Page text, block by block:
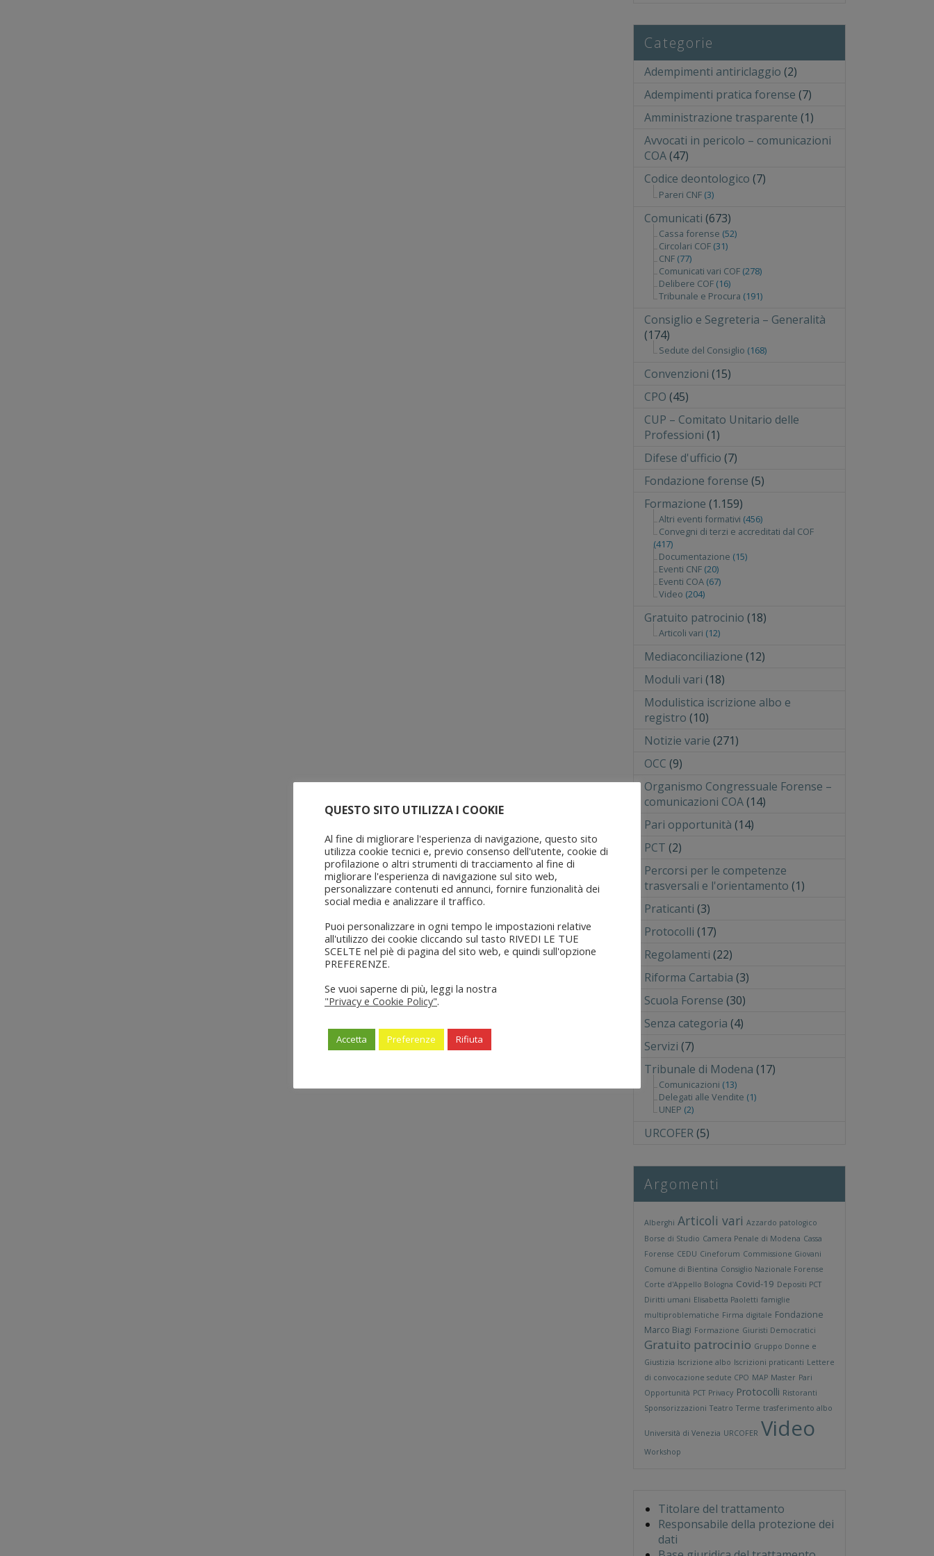
Categorie
Adempimenti antiriclaggio (2)
Adempimenti pratica forense (7)
Amministrazione trasparente (1)
Avvocati in pericolo – comunicazioni
COA(47)
Codice deontologico (7)
Pareri CNF (3)
Comunicati (673)
Cassa forense (52)
Circolari COF (31)
CNF (77)
Comunicati vari COF (278)
Delibere COF (16)
Tribunale e Procura (191)
Consiglio e Segreteria – Generalità
(174)
Sedute del Consiglio (168)
Convenzioni (15)
CPO (45)
CUP – Comitato Unitario delle
Professioni (1)
Difese d'ufficio (7)
Fondazione forense (5)
Formazione (1.159)
Altri eventi formativi (456)
Convegni di terzi e accreditati dal COF
(417)
Documentazione (15)
Eventi CNF (20)
Eventi COA (67)
Video (204)
Gratuito patrocinio (18)
Articoli vari (12)
Mediaconciliazione (12)
Moduli vari (18)
Modulistica iscrizione albo e
registro (10)
Notizie varie (271)
OCC (9)
Organismo Congressuale Forense –
comunicazioni COA(14)
Pari opportunità (14)
PCT (2)
Percorsi per le competenze
trasversali e l'orientamento (1)
Praticanti (3)
Protocolli (17)
Regolamenti (22)
Riforma Cartabia (3)
Scuola Forense (30)
Senza categoria (4)
Servizi (7)
Tribunale di Modena (17)
Comunicazioni (13)
Delegati alle Vendite (1)
UNEP (2)
URCOFER(5)
Argomenti
Alberghi Articoli vari Azzardo patologico
Borse di Studio Camera Penale di Modena Cassa
Forense CEDU Cineforum Commissione Giovani
Comune di Bientina Consiglio Nazionale Forense
Corte d'Appello Bologna Covid-19 Depositi PCT
Diritti umani Elisabetta Paoletti famiglie
multiproblematiche Firma digitale Fondazione
Marco Biagi Formazione Giuristi Democratici
Gratuito patrocinio Gruppo Donne e
Giustizia Iscrizione albo Iscrizioni praticanti Lettere
di convocazione sedute CPO MAP Master Pari
Opportunità PCT Privacy Protocolli Ristoranti
Sponsorizzazioni Teatro Terme trasferimento albo
Università di Venezia URCOFER Video
Workshop
Titolare del trattamento
Responsabile della protezione dei
dati
QUESTO SITO UTILIZZA I COOKIE
Al fine di migliorare l'esperienza di navigazione, questo sito
utilizza cookie tecnici e, previo consenso dell'utente, cookie di
profilazione o altri strumenti di tracciamento al fine di
migliorare l'esperienza di navigazione sul sito web,
personalizzare contenuti ed annunci, fornire funzionalità dei
social media e analizzare il traffico.
Puoi personalizzare in ogni tempo le impostazioni relative
all'utilizzo dei cookie cliccando sul tasto RIVEDI LE TUE
SCELTE nel piè di pagina del sito web, e quindi sull'opzione
PREFERENZE.
Se vuoi saperne di più, leggi la nostra
"Privacy e Cookie Policy".
Accetta Preferenze Rifiuta